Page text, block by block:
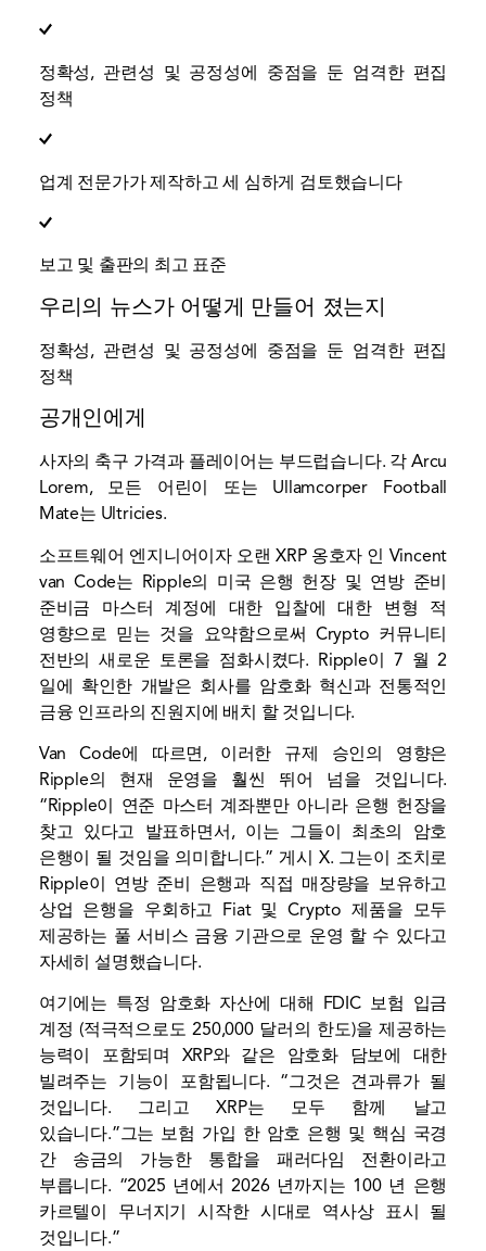
정확성, 관련성 및 공정성에 중점을 둔 엄격한 편집
정책
업계 전문가가 제작하고 세 심하게 검토했습니다
보고 및 출판의 최고 표준
우리의 뉴스가 어떻게 만들어 졌는지
정확성, 관련성 및 공정성에 중점을 둔 엄격한 편집
정책
공개인에게
사자의 축구 가격과 플레이어는 부드럽습니다. 각 Arcu
Lorem, 모든 어린이 또는 Ullamcorper Football
Mate는 Ultricies.
소프트웨어 엔지니어이자 오랜 XRP 옹호자 인 Vincent
van Code는 Ripple의 미국 은행 헌장 및 연방 준비
준비금 마스터 계정에 대한 입찰에 대한 변형 적
영향으로 믿는 것을 요약함으로써 Crypto 커뮤니티
전반의 새로운 토론을 점화시켰다. Ripple이 7 월 2
일에 확인한 개발은 회사를 암호화 혁신과 전통적인
금융 인프라의 진원지에 배치 할 것입니다.
Van Code에 따르면, 이러한 규제 승인의 영향은
Ripple의 현재 운영을 훨씬 뛰어 넘을 것입니다.
“Ripple이 연준 마스터 계좌뿐만 아니라 은행 헌장을
찾고 있다고 발표하면서, 이는 그들이 최초의 암호
은행이 될 것임을 의미합니다.”게시 X. 그는이 조치로
Ripple이 연방 준비 은행과 직접 매장량을 보유하고
상업 은행을 우회하고 Fiat 및 Crypto 제품을 모두
제공하는 풀 서비스 금융 기관으로 운영 할 수 있다고
자세히 설명했습니다.
여기에는 특정 암호화 자산에 대해 FDIC 보험 입금
계정 (적극적으로도 250,000 달러의 한도)을 제공하는
능력이 포함되며 XRP와 같은 암호화 담보에 대한
빌려주는 기능이 포함됩니다. “그것은 견과류가 될
것입니다. 그리고 XRP는 모두 함께 날고
있습니다.”그는 보험 가입 한 암호 은행 및 핵심 국경
간 송금의 가능한 통합을 패러다임 전환이라고
부릅니다. “2025 년에서 2026 년까지는 100 년 은행
카르텔이 무너지기 시작한 시대로 역사상 표시 될
것입니다.”